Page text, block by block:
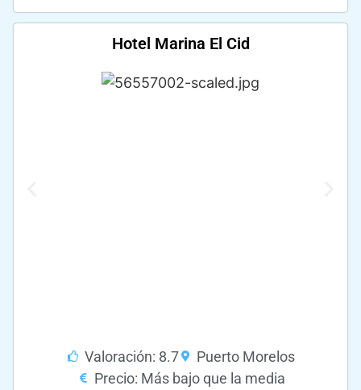
Hotel Marina El Cid
Valoración: 8.7
Puerto Morelos
Precio: Más bajo que la media